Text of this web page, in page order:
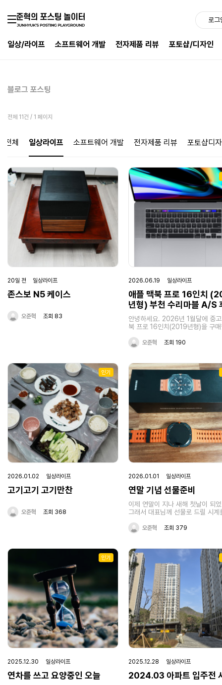
로그
일상/라이프 소프트웨어 개발 전자제품 리뷰 포토샵/디자인
블로그 포스팅
전체 11건 / 1 페이지
전체 일상라이프 소프트웨어 개발 전자제품 리뷰 포토샵디
20일 전 일상라이프
존스보 N5 케이스
오준혁 조회 83
2026.06.19 일상라이프
애플 맥북 프로 16인치
년형) 부천 수리마블 A/S
안녕하세요. 2026년 1월달에 중
북 프로 16인치(2019년형)을 구매
했었습니다. 구매후 한 1-2주정도
그뒤로 사용을 안하고 있었는데
니다. 당연히 오랜시간이 지났기
맥북 프로는 부팅이 되지 않았습니
때 회사에 있었는데 회사에 애플
댑터가 없어서 삼성노트북 (C타입
전기) 충전 어댑터로 연결해 두고
무를 보고 있었는데 2~3시간이 지
맥북이 충전이 안되더라구요... 회
후 집에서 다시 애플 정품 충전 어
연결해서 다시 맥북을 만졌고 일단
이 켜졌습니다! 근데 충전은 전혀
맥북 속도가 못쓸정도로.. 버벅거
구요. 근데 다른문제도 있었습니다
어댑터를 뽑으면.. 맥북이 함께 꺼
맥북 충전 불가능 / 충전 어댑터 뽑
맥북도 함께 꺼짐 이런 상태에서 부천 수
리마블에 A/S를 맡기게 되었습니
부천 수리마블은 제가 저 맥북을
을 때 배터리 교체하기 위해 한번
했었습니다. 그때 서비스가 좋아서
에도 수리마블에 이 A/S건을 접수
다. 택배를 많이 보내본 경험이 없
품 전달드리고 수리를 받았습니다.
수리마블에서 증상을 봐주셨고 배
교체했습니다. 수리를 마치고 제품
재 상태를 사진을 통해 해결되었음
인해주셨었습니다. 그런데 제가 제
받아보니.. 증상이 또 나왔습니다. 사실
처음 수리를 맡길때 부터 배터리
다른 곳에 문제가 있을 것 같다는
하고 있었습니다. 그래서 생각보다
황이 당황스럽지는? 않더라구요.
리마블에 연락드려서 현재 상황을
렸고 다시 제품을 봐주셨습니다.
는 점검한 뒤 몇일 보면서 증상이
습니다. 문제 증상이 재현되지 않
우 흡족했습니다. 너무 만족스러워
오준혁 조회 190
인기
2026.01.02 일상라이프
고기고기 고기만찬
오준혁 조회 368
2026.01.01 일상라이프
연말 기념 선물준비
이제 연말이 지나 새해 첫날이 되
그래서 대표님께 선물로 드릴 시계
있던 워치 울트라에 관심을 많이
던게 기억나서 이걸로 준비했다.
해보았다. 내일 드리기로 했는데
표님의 반응이 궁금하기도 하다.
표님은 선물이 무엇인지 모른다.
기대된다..
오준혁 조회 379
인기
2025.12.30 일상라이프
연차를 쓰고 요양중인 오늘
2025.12.28 일상라이프
2024.03 아파트 입주전